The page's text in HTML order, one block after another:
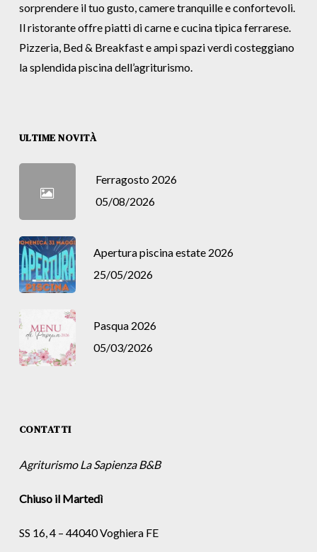
sorprendere il tuo gusto, camere tranquille e confortevoli.
Il ristorante offre piatti di carne e cucina tipica ferrarese.
Pizzeria, Bed & Breakfast e ampi spazi verdi costeggiano
la splendida piscina dell’agriturismo.
ULTIME NOVITÀ
Ferragosto 2026
05/08/2026
Apertura piscina estate 2026
25/05/2026
Pasqua 2026
05/03/2026
CONTATTI
Agriturismo La Sapienza B&B
Chiuso il Martedì
SS 16, 4 – 44040 Voghiera FE